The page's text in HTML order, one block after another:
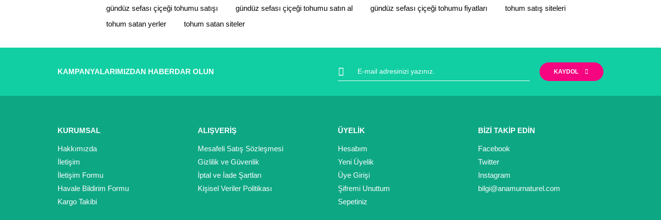
Ürün fiyatı diğer sitelerden daha pahalı.
Bu ürüne benzer farklı alternatifler olmalı.
gündüz sefası çiçeği tohumu satışı
gündüz sefası çiçeği tohumu satın al gündüz sefası çiçeği tohumu fiyatları
tohum satış siteleri
tohum satan yerler
tohum satan siteler
KAMPANYALARIMIZDAN HABERDAR OLUN KAYDOL
KURUMSAL
Hakkımızda
İletişim
İletişim Formu
Havale Bildirim Formu
Kargo Takibi
ALIŞVERİŞ
Mesafeli Satış Sözleşmesi
Gizlilik ve Güvenlik
İptal ve İade Şartları
Kişisel Veriler Politikası
ÜYELİK
Hesabım
Yeni Üyelik
Üye Girişi
Şifremi Unuttum
Sepetiniz
BİZİ TAKİP EDİN
Facebook
Twitter
Instagram
bilgi@anamurnaturel.com